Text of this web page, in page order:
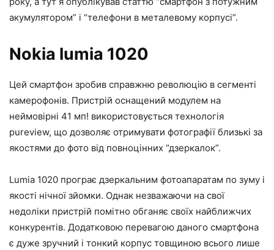
акумулятором” і “телефони в металевому корпусі”.
Nokia lumia 1020
Цей смартфон зробив справжню революцію в сегменті
камерофонів. Пристрій оснащений модулем на
неймовірні 41 мп! використовується технологія
pureview, що дозволяє отримувати фотографії близькі за
якостями до фото від повноцінних “дзеркалок”.
Lumia 1020 програє дзеркальним фотоапаратам по зуму і
якості нічної зйомки. Однак незважаючи на свої
недоліки пристрій помітно обганяє своїх найближчих
конкурентів. Додатковою перевагою даного смартфона
є дуже зручний і тонкий корпус товщиною всього лише